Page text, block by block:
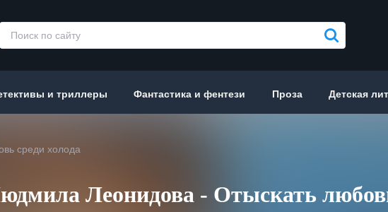
и триллеры Фантастика и фентези Проза Детская
среди холода
Леонидова - Отыскать